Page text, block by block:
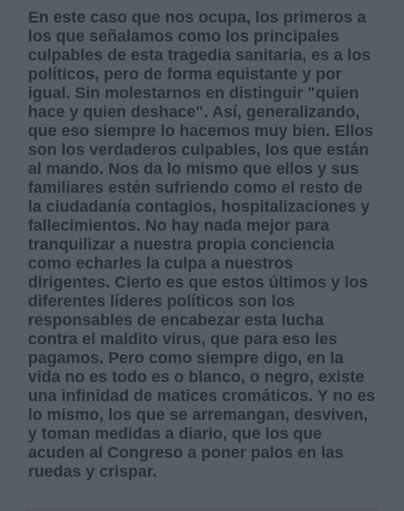
En este caso que nos ocupa, los primeros a
los que señalamos como los principales
culpables de esta tragedia sanitaria, es a los
políticos, pero de forma equistante y por
igual. Sin molestarnos en distinguir "quien
hace y quien deshace". Así, generalizando,
que eso siempre lo hacemos muy bien. Ellos
son los verdaderos culpables, los que están
al mando. Nos da lo mismo que ellos y sus
familiares estén sufriendo como el resto de
la ciudadanía contagios, hospitalizaciones y
fallecimientos. No hay nada mejor para
tranquilizar a nuestra propia conciencia
como echarles la culpa a nuestros
dirigentes. Cierto es que estos últimos y los
diferentes líderes políticos son los
responsables de encabezar esta lucha
contra el maldito virus, que para eso les
pagamos. Pero como siempre digo, en la
vida no es todo es o blanco, o negro, existe
una infinidad de matices cromáticos. Y no es
lo mismo, los que se arremangan, desviven,
y toman medidas a diario, que los que
acuden al Congreso a poner palos en las
ruedas y crispar.